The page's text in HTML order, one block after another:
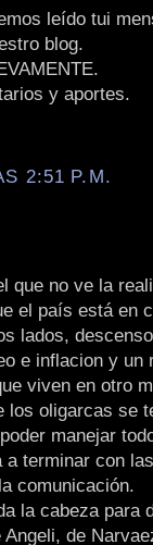
leído tui
blog.
y aportes.
2:51 P.M.
que no ve la
el país está en
lados,
e inflacion y un
viven en otro
los oligarcas se
manejar
terminar con
comunicación.
la cabeza para
de